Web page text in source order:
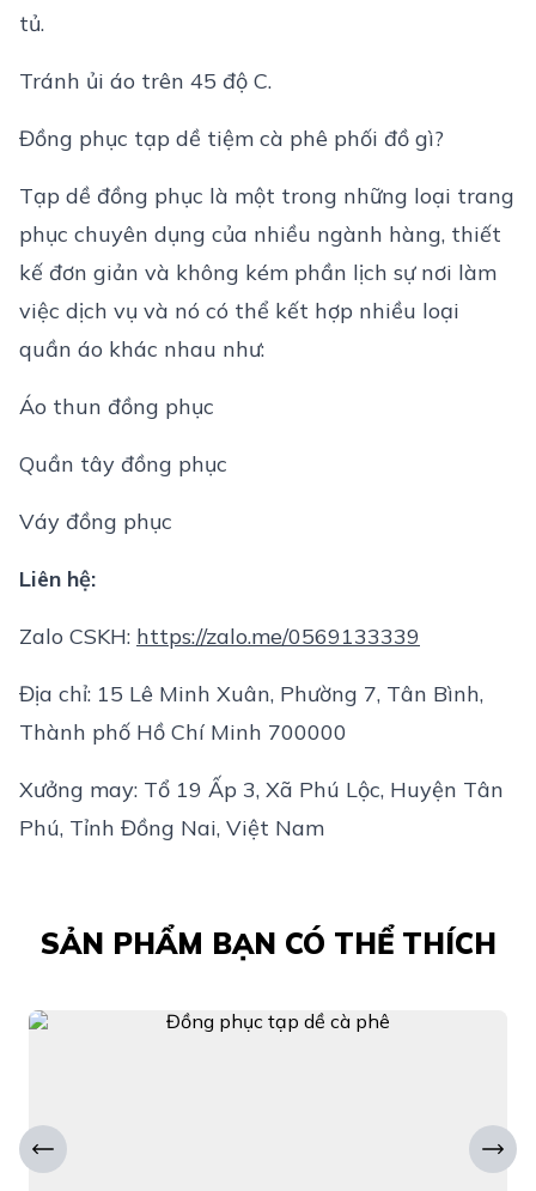
tủ.
Tránh ủi áo trên 45 độ C.
Đồng phục tạp dề tiệm cà phê phối đồ gì?
Tạp dề đồng phục là một trong những loại trang
phục chuyên dụng của nhiều ngành hàng, thiết
kế đơn giản và không kém phần lịch sự nơi làm
việc dịch vụ và nó có thể kết hợp nhiều loại
quần áo khác nhau như:
Áo thun đồng phục
Quần tây đồng phục
Váy đồng phục
Liên hệ:
Zalo CSKH: https://zalo.me/0569133339
Địa chỉ: 15 Lê Minh Xuân, Phường 7, Tân Bình,
Thành phố Hồ Chí Minh 700000
Xưởng may: Tổ 19 Ấp 3, Xã Phú Lộc, Huyện Tân
Phú, Tỉnh Đồng Nai, Việt Nam
SẢN PHẨM BẠN CÓ THỂ THÍCH